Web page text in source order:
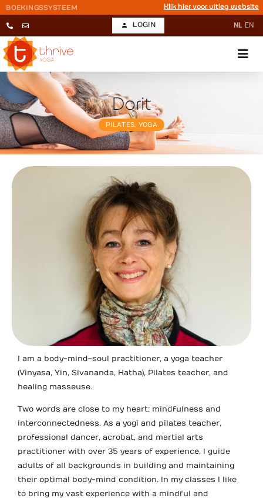
BOEKINGSSYSTEEM Klik hier voor uitleg website
LOGIN NL EN
Dorit
PILATES YOGA
I am a body-mind-soul practitioner, a yoga teacher
(Vinyasa, Yin, Sivananda, Hatha), Pilates teacher, and
healing masseuse.
Two words are close to my heart: mindfulness and
interconnectedness. As a yogi and pilates teacher,
professional dancer, acrobat, and martial arts
practitioner with over 35 years of experience, I guide
adults of all backgrounds in building and maintaining
their optimal body-mind condition. In my classes I like
to bring my vast experience with a mindful and